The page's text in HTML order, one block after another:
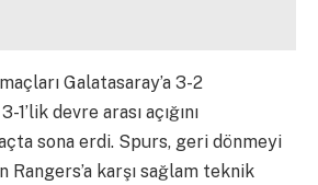
Galatasaray’a 3-2
devre arası açığını
sona erdi. Spurs, geri dönmeyi
Rangers’a karşı sağlam teknik